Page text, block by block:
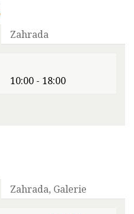
Zahrada
10:00 - 18:00
Zahrada, Galerie